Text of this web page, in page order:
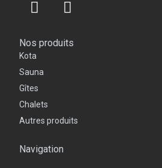
Nos produits
Kota
Sauna
Gîtes
Chalets
Autres produits
Navigation